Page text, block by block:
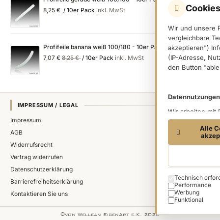
Wir und unsere
vergleichbare
akzeptieren")
(IP-Adresse,
den Button
Datennutzungen
Wir arbeiten mit
(Trackingdaten)
Dritter
Trackingdaten,
den in dem
es sich um die
Ireland Limited,
Informationen
unserer
Alle
Cookie
Technisch
Performance
Werbung
Funktional
8,25 € / 10er Pack inkl. MwSt
Profifeile banana weiß 100/180 - 10er Pack
Special
Price
7,07 € Regular
Price
8,25 € / 10er Pack inkl. MwSt
IMPRESSUM / LEGAL
Impressum
AGB
Widerrufsrecht
Vertrag widerrufen
Datenschutzerklärung
Barrierefreiheitserklärung
Kontaktieren Sie uns
©von Wellean EigenArt e.K. 2026